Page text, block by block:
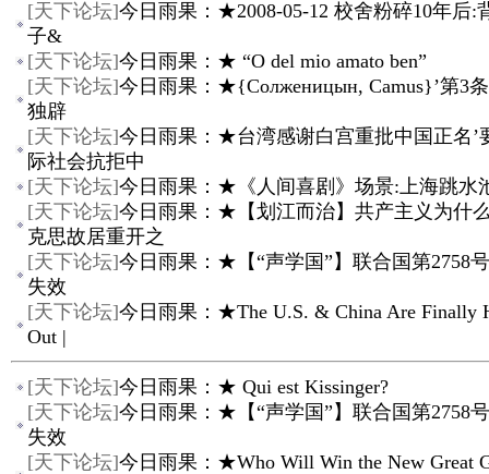
[天下论坛]今日雨果：★2008-05-12 校舍粉碎10年后:
子&
[天下论坛]今日雨果：★ “O del mio amato ben”
[天下论坛]今日雨果：★{Солженицын, Camus}’第3
独辟
[天下论坛]今日雨果：★台湾感谢白宫重批中国正名’
际社会抗拒中
[天下论坛]今日雨果：★《人间喜剧》场景:上海跳水
[天下论坛]今日雨果：★【划江而治】共产主义为什
克思故居重开之
[天下论坛]今日雨果：★【“声学国”】联合国第2758
失效
[天下论坛]今日雨果：★The U.S. & China Are Finally
Out |
[天下论坛]今日雨果：★ Qui est Kissinger?
[天下论坛]今日雨果：★【“声学国”】联合国第2758
失效
[天下论坛]今日雨果：★Who Will Win the New Great